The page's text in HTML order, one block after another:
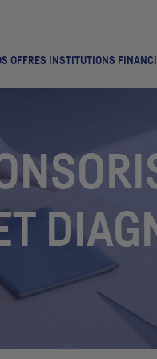
OFFRES INSTITUTIONS